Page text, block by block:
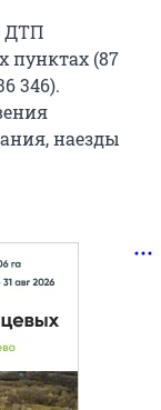
ДТП
пунктах (87
346).
наезды